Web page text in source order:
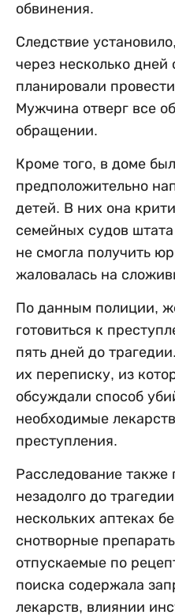
обвинения.
Следствие
через несколько дней
планировали
Мужчина отверг все
обращении.
Кроме того, в доме
предположительно
детей. В них она
семейных судов
не смогла получить
жаловалась на
По данным полиции,
готовиться к
пять дней до
их переписку, из
обсуждали способ
необходимые
преступления.
Расследование также
незадолго до
нескольких аптеках
снотворные
отпускаемые по
поиска содержала
лекарств, влиянии